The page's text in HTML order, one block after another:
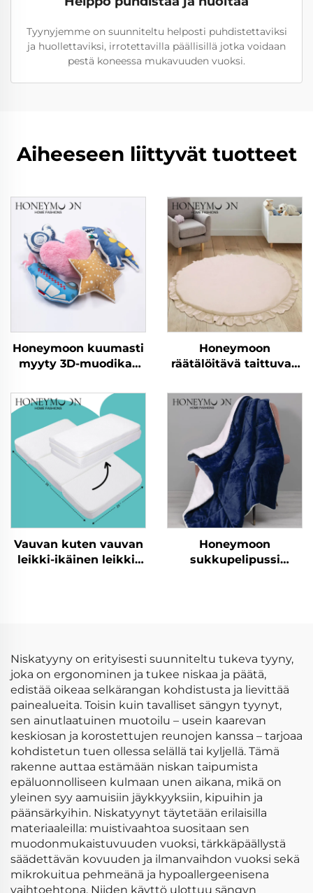
Tyynyjemme on suunniteltu helposti puhdistettaviksi
ja huollettaviksi, irrotettavilla päällisillä jotka voidaan
pestä koneessa mukavuuden vuoksi.
Aiheeseen liittyvät tuotteet
Honeymoon kuumasti
myyty 3D-muodikas
kodin
tyynynpäällykset
tyynyverhot
makuuhuoneeseen
Honeymoon
räätälöitävä taittuvan
ryömimisurheiluhytti
leikkimatto vauvan
leikki-ikäisille
Vauvan kuten vauvan
leikki-ikäinen leikki-
Honeymoon
sukkupelipussi
villaheittävä peite
Niskatyyny on erityisesti suunniteltu tukeva tyyny,
joka on ergonominen ja tukee niskaa ja päätä,
edistää oikeaa selkärangan kohdistusta ja lievittää
painealueita. Toisin kuin tavalliset sängyn tyynyt,
sen ainutlaatuinen muotoilu – usein kaarevan
keskiosan ja korostettujen reunojen kanssa – tarjoaa
kohdistetun tuen ollessa selällä tai kyljellä. Tämä
rakenne auttaa estämään niskan taipumista
epäluonnolliseen kulmaan unen aikana, mikä on
yleinen syy aamuisiin jäykkyyksiin, kipuihin ja
päänsärkyihin. Niskatyynyt täytetään erilaisilla
materiaaleilla: muistivaahtoa suositaan sen
muodonmukaistuvuuden vuoksi, tärkkäpäällystä
säädettävän kovuuden ja ilmanvaihdon vuoksi sekä
mikrokuitua pehmeänä ja hypoallergeenisena
vaihtoehtona. Niiden käyttö ulottuu sängyn